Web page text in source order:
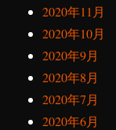
2020年11月
2020年10月
2020年9月
2020年8月
2020年7月
2020年6月